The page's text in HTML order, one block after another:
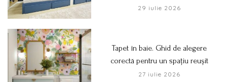
29 iulie 2026
Tapet în baie. Ghid de alegere
corectă pentru un spațiu reușit
27 iulie 2026